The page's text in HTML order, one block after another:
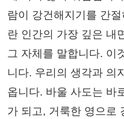
람이 강건해지기를 간
란 인간의 가장 깊은 내
그 자체를 말합니다. 이
니다. 우리의 생각과 의
옵니다. 바울 사도는 바
가 되고, 거룩한 영으로